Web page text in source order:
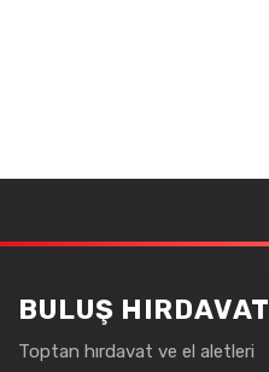
BULUŞ HIRDAVAT
Toptan hırdavat ve el aletleri